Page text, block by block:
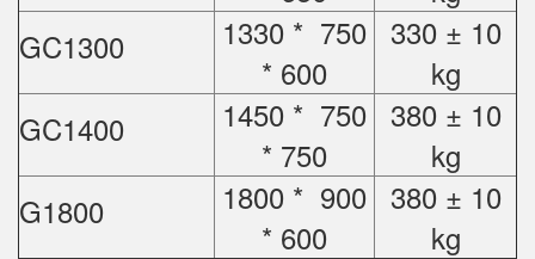
GC1300
1330 * 750
* 600
330 ± 10
kg
GC1400
1450 * 750
* 750
380 ± 10
kg
G1800
1800 * 900
* 600
380 ± 10
kg